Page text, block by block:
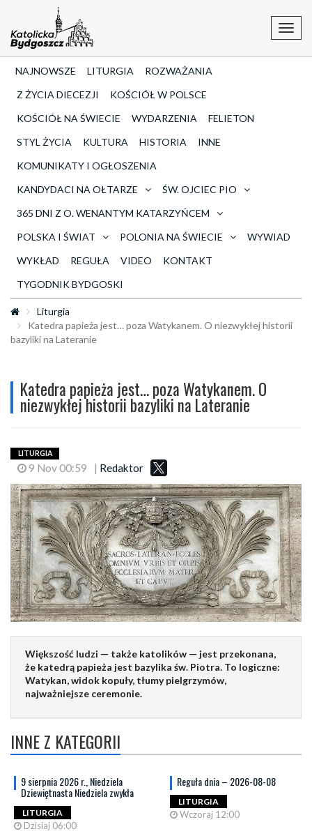
NAJNOWSZE LITURGIA
ROZWAŻANIA
Z ŻYCIA DIECEZJI
KOŚCIÓŁ W POLSCE
KOŚCIÓŁ NA ŚWIECIE
WYDARZENIA
FELIETON
STYL ŻYCIA
KULTURA HISTORIA
INNE
KOMUNIKATY I OGŁOSZENIA
KANDYDACI NA OŁTARZE
ŚW. OJCIEC PIO
365 DNI Z O. WENANTYM KATARZYŃCEM
POLSKA I ŚWIAT
POLONIA NA ŚWIECIE
WYWIAD
WYKŁAD
REGUŁA VIDEO
KONTAKT
TYGODNIK BYDGOSKI
Liturgia
Katedra papieża jest… poza Watykanem. O niezwykłej historii
bazyliki na Lateranie
Katedra papieża jest… poza Watykanem. O
niezwykłej historii bazyliki na Lateranie
LITURGIA
9 Nov 00:59 | Redaktor
Większość ludzi — także katolików — jest przekonana,
że katedrą papieża jest bazylika św. Piotra. To logiczne:
Watykan, widok kopuły, tłumy pielgrzymów,
najważniejsze ceremonie.
INNE Z KATEGORII
9 sierpnia 2026 r., Niedziela
Dziewiętnasta Niedziela zwykła
LITURGIA
Dzisiaj 06:00
Reguła dnia – 2026-08-08
LITURGIA
Wczoraj 12:00